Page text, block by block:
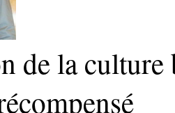
de la culture